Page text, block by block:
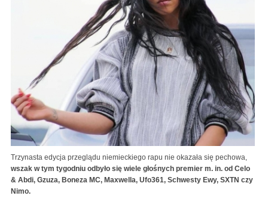
Trzynasta edycja przeglądu niemieckiego rapu nie okazała się pechowa,
wszak w tym tygodniu odbyło się wiele głośnych premier m. in. od Celo
& Abdi, Gzuza, Boneza MC, Maxwella, Ufo361, Schwesty Ewy, SXTN czy
Nimo.